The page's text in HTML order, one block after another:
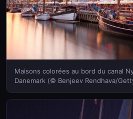
Maisons colorées au bord du canal
Danemark (© Benjeev Rendhava/